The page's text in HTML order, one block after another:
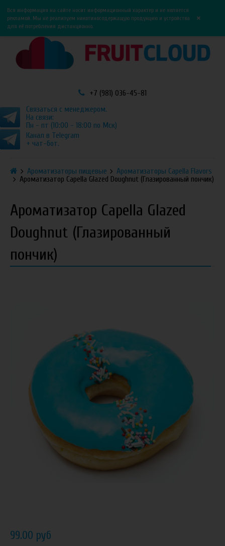
0
Вся информация на сайте носит информационный характер и не является
рекламой. Мы не реализуем никотиносодержащую продукцию и устройства
для её потребления дистанционно.
×
+7 (981) 036-45-81
Связаться с менеджером.
На связи:
Пн - пт (10:00 - 18:00 по Мск)
Канал в Telegram
+ чат-бот.
Ароматизаторы пищевые
Ароматизаторы Capella Flavors
Ароматизатор Capella Glazed Doughnut (Глазированный пончик)
Ароматизатор Capella Glazed
Doughnut (Глазированный
пончик)
99.00 руб